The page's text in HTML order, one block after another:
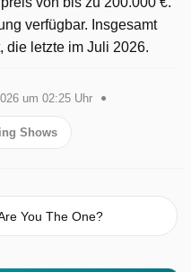
verfügbar. Insgesamt
die letzte im Juli 2026.
um 02:25 Uhr
Shows
You The One?